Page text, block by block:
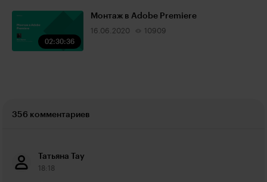
02:30:36
Монтаж в Adobe Premiere
16.06.2020 10909
356 комментариев
Татьяна Тау
18:18